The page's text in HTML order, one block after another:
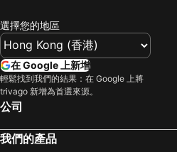
選擇您的地區
在 Google 上新增
輕鬆找到我們的結果：在 Google 上將
trivago 新增為首選來源。
公司
我們的產品